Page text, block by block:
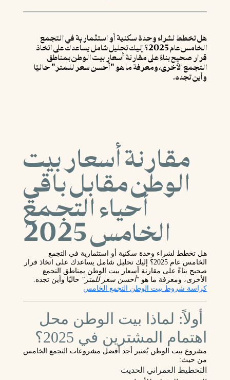
هل تخطط لشراء وحدة سكنية أو استثمارية في التجمع
الخامس عام 2025؟ إليك تحليل شامل يساعدك على اتخاذ
قرار صحيح بناءً على مقارنة أسعار بيت الوطن بمناطق
التجمع الأخرى، ومعرفة ما هو "أحسن سعر للمتر" حاليًا
وأين تجده.
مقارنة أسعار بيت
الوطن مقابل باقي
أحياء التجمع
الخامس 2025
هل تخطط لشراء وحدة سكنية أو استثمارية في
التجمع
الخامس
عام 2025؟ إليك تحليل شامل يساعدك على اتخاذ قرار
صحيح بناءً على مقارنة أسعار بيت الوطن بمناطق التجمع
الأخرى، ومعرفة ما هو "أحسن سعر للمتر" حاليًا وأين تجده.
كراسة شروط بيت الوطن التجمع الخامس
أولاً: لماذا بيت الوطن محل
اهتمام المشترين في 2025؟
مشروع بيت الوطن يُعتبر أحد أفضل مشروعات
التجمع الخامس
من حيث:
التخطيط العمراني الحديث